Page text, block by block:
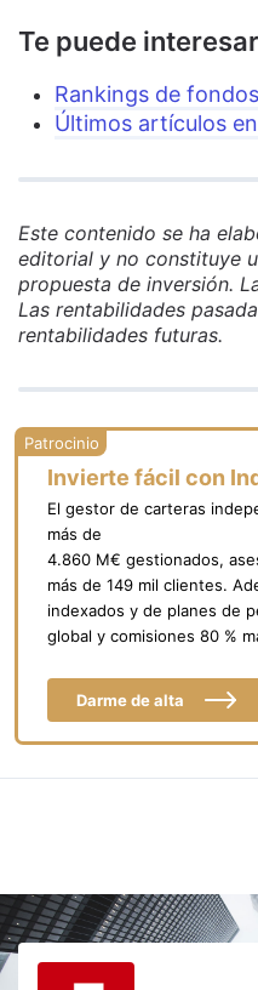
Te puede
Rankings de
Últimos artículos
Este contenido se ha
editorial y no constituye
propuesta de inversión.
Las rentabilidades
rentabilidades futuras.
Invierte fácil con
El gestor de carteras
más de
4.860 M€ gestionados,
más de 149 mil clientes.
indexados y de planes de
global y comisiones 80 %
Darme de alta